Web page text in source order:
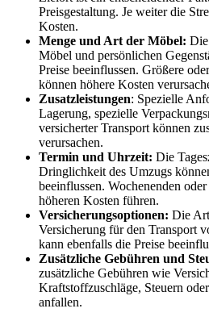
Preisgestaltung. Je weiter die
Kosten.
Menge und Art der Möbel:
Möbel und persönlichen
Preise beeinflussen. Größere
können höhere Kosten
Zusatzleistungen: Spezielle
Lagerung, spezielle
versicherter Transport können
verursachen.
Termin und Uhrzeit: Die
Dringlichkeit des Umzugs
beeinflussen. Wochenenden
höheren Kosten führen.
Versicherungsoptionen: Die
Versicherung für den Transport
kann ebenfalls die Preise
Zusätzliche Gebühren und
zusätzliche Gebühren wie
Kraftstoffzuschläge, Steuern
anfallen.